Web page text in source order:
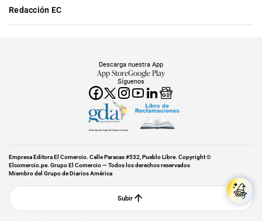
Redacción EC
Síguenos
Descarga nuestra App
App StoreGoogle Play
Miembro del Grupo de Diarios América
Empresa Editora El Comercio. Calle Paracas #532, Pueblo Libre. Copyright ©
Elcomercio.pe. Grupo El Comercio — Todos los derechos reservados
Miembro del Grupo de Diarios América
Subir